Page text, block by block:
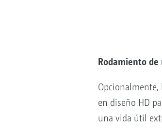
Rodamiento de
en diseño HD
una vida útil